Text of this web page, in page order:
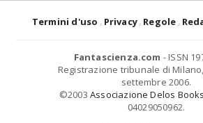
Termini d'uso Privacy Regole
Fantascienza.com - ISSN
Registrazione tribunale di
settembre 2006.
©2003 Associazione Delos Books
04029050962.